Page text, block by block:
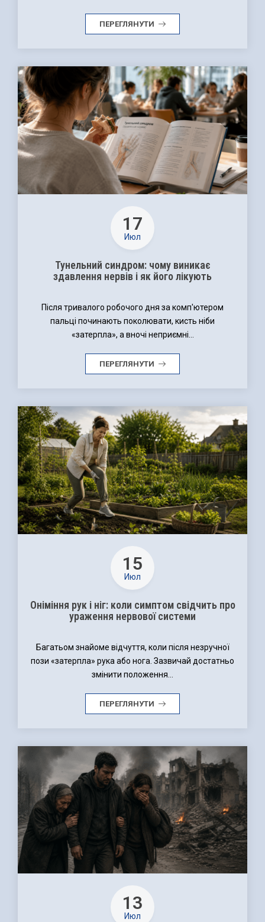
ПЕРЕГЛЯНУТИ
17
Июл
Тунельний синдром: чому виникає
здавлення нервів і як його лікують
Після тривалого робочого дня за комп'ютером
пальці починають поколювати, кисть ніби
«затерпла», а вночі неприємні...
ПЕРЕГЛЯНУТИ
15
Июл
Оніміння рук і ніг: коли симптом свідчить про
ураження нервової системи
Багатьом знайоме відчуття, коли після незручної
пози «затерпла» рука або нога. Зазвичай достатньо
змінити положення...
ПЕРЕГЛЯНУТИ
13
Июл